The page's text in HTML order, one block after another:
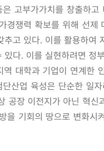
고부가가치를 창출하고
쟁력 확보를 위해 선제
고 있다. 이를 활용하여
다. 이를 실현하려면 정
대학과 기업이 연계한
산업 육성은 단순한 일
장 이전지가 아닌 혁신
기회의 땅으로 변화시